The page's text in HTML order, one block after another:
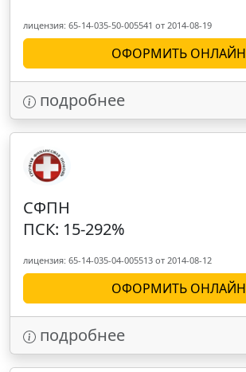
лицензия: 65-14-035-50-005541 от 2014-08-19
ОФОРМИТЬ ОНЛАЙН
подробнее
СФПН
ПСК: 15-292%
лицензия: 65-14-035-04-005513 от 2014-08-12
ОФОРМИТЬ ОНЛАЙН
подробнее